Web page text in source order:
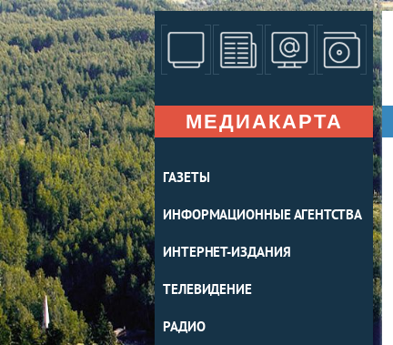
МЕДИАКАРТА
ГАЗЕТЫ
ИНФОРМАЦИОННЫЕ АГЕНТСТВА
ИНТЕРНЕТ-ИЗДАНИЯ
ТЕЛЕВИДЕНИЕ
РАДИО